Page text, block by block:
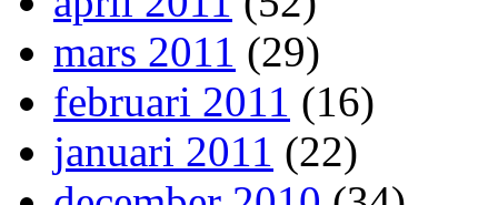
mars 2011 (29)
februari 2011 (16)
januari 2011 (22)